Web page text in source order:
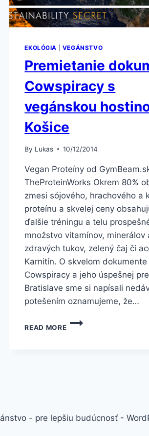
EKOLÓGIA VEGÁNSTVO
Premietanie
Cowspiracy s
vegánskou
Košice
By Lukas 10/12/2014
Vegan Proteíny od
TheProteinWorks Okrem 80%
zmesi sójového, hrachového a
proteínu a skvelej ceny
ďalšie tréningu a telu
množstvo vitamínov, minerálov
zdravých tukov, zelený čaj či
Karnitín. O skvelom dokumente
Cowspiracy a jeho úspešnej
Bratislave sme si napísali
potešením oznamujeme, že…
READ MORE
PREMIETANIE
DOKUMENTU
- pre lepšiu budúcnosť -